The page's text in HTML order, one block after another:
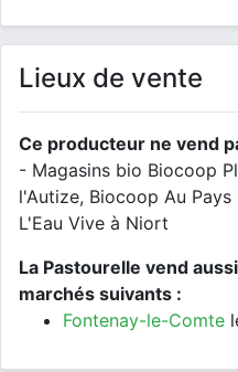
Lieux de vente
Ce producteur ne vend
- Magasins bio Biocoop
l'Autize, Biocoop Au
L'Eau Vive à Niort
La Pastourelle vend
marchés suivants :
Fontenay-le-Comte